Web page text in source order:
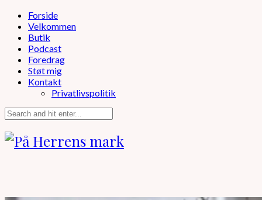
Forside
Velkommen
Butik
Podcast
Foredrag
Støt mig
Kontakt
Privatlivspolitik